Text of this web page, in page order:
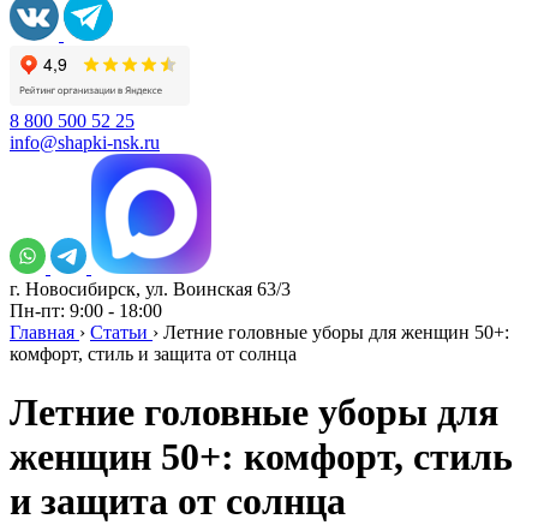
8 800 500 52 25
info@shapki-nsk.ru
г. Новосибирск, ул. Воинская 63/3
Пн-пт: 9:00 - 18:00
Главная › Статьи › Летние головные уборы для женщин 50+:
комфорт, стиль и защита от солнца
Летние головные уборы для
женщин 50+: комфорт, стиль
и защита от солнца